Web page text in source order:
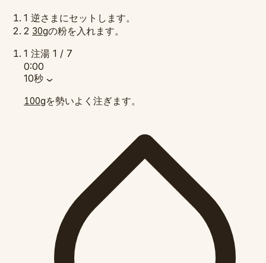
1 逆さまにセットします。
2 30gの粉を入れます。
1 注湯 1 / 7
0:00
10秒
100gを勢いよく注ぎます。